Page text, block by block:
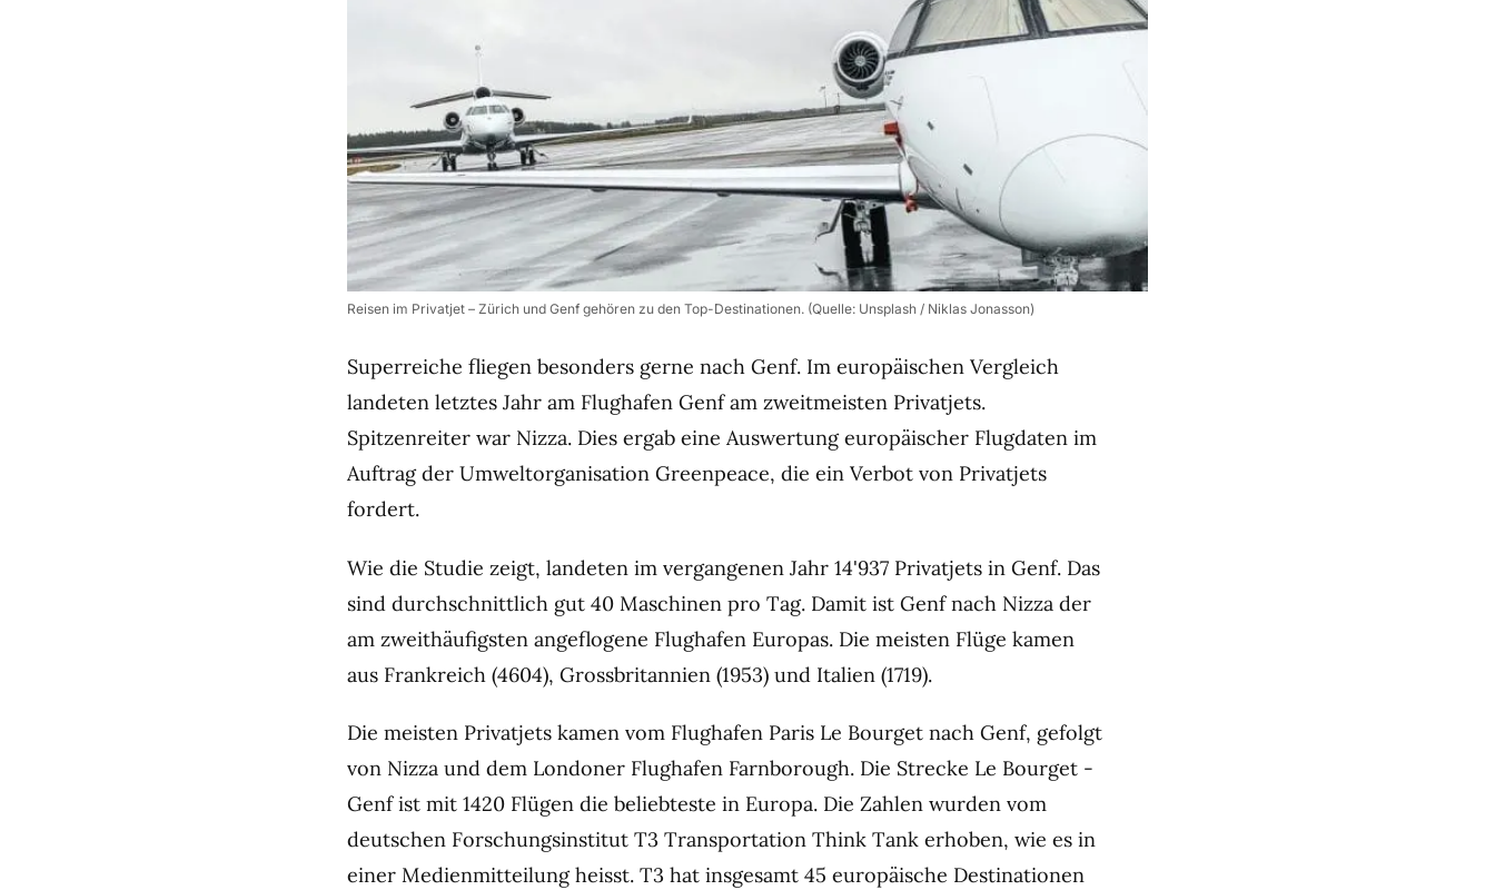
Reisen im Privatjet – Zürich und Genf gehören zu den Top-Destinationen. (Quelle: Unsplash / Niklas Jonasson)
Superreiche fliegen besonders gerne nach Genf. Im europäischen Vergleich
landeten letztes Jahr am Flughafen Genf am zweitmeisten Privatjets.
Spitzenreiter war Nizza. Dies ergab eine Auswertung europäischer Flugdaten im
Auftrag der Umweltorganisation Greenpeace, die ein Verbot von Privatjets
fordert.
Wie die Studie zeigt, landeten im vergangenen Jahr 14'937 Privatjets in Genf. Das
sind durchschnittlich gut 40 Maschinen pro Tag. Damit ist Genf nach Nizza der
am zweithäufigsten angeflogene Flughafen Europas. Die meisten Flüge kamen
aus Frankreich (4604), Grossbritannien (1953) und Italien (1719).
Die meisten Privatjets kamen vom Flughafen Paris Le Bourget nach Genf, gefolgt
von Nizza und dem Londoner Flughafen Farnborough. Die Strecke Le Bourget -
Genf ist mit 1420 Flügen die beliebteste in Europa. Die Zahlen wurden vom
deutschen Forschungsinstitut T3 Transportation Think Tank erhoben, wie es in
einer Medienmitteilung heisst. T3 hat insgesamt 45 europäische Destinationen